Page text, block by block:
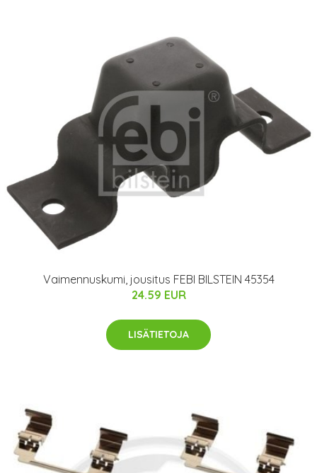
Vaimennuskumi, jousitus FEBI BILSTEIN 45354
24.59 EUR
LISÄTIETOJA